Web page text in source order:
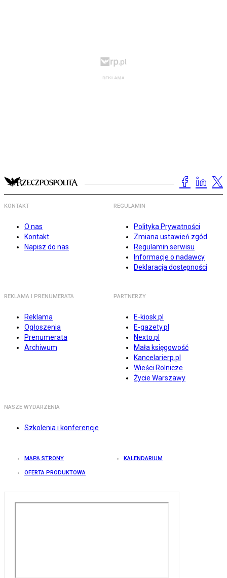
KONTAKT
O nas
Kontakt
Napisz do nas
REGULAMIN
Polityka Prywatności
Zmiana ustawień zgód
Regulamin serwisu
Informacje o nadawcy
Deklaracja dostępności
REKLAMA I PRENUMERATA
Reklama
Ogłoszenia
Prenumerata
Archiwum
PARTNERZY
E-kiosk.pl
E-gazety.pl
Nexto.pl
Mała księgowość
Kancelarierp.pl
Wieści Rolnicze
Życie Warszawy
NASZE WYDARZENIA
Szkolenia i konferencje
MAPA STRONY KALENDARIUM
OFERTA PRODUKTOWA